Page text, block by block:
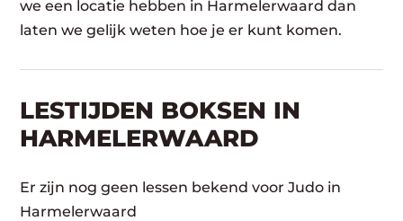
we een locatie hebben in Harmelerwaard dan
laten we gelijk weten hoe je er kunt komen.
LESTIJDEN BOKSEN IN
HARMELERWAARD
Er zijn nog geen lessen bekend voor Judo in
Harmelerwaard